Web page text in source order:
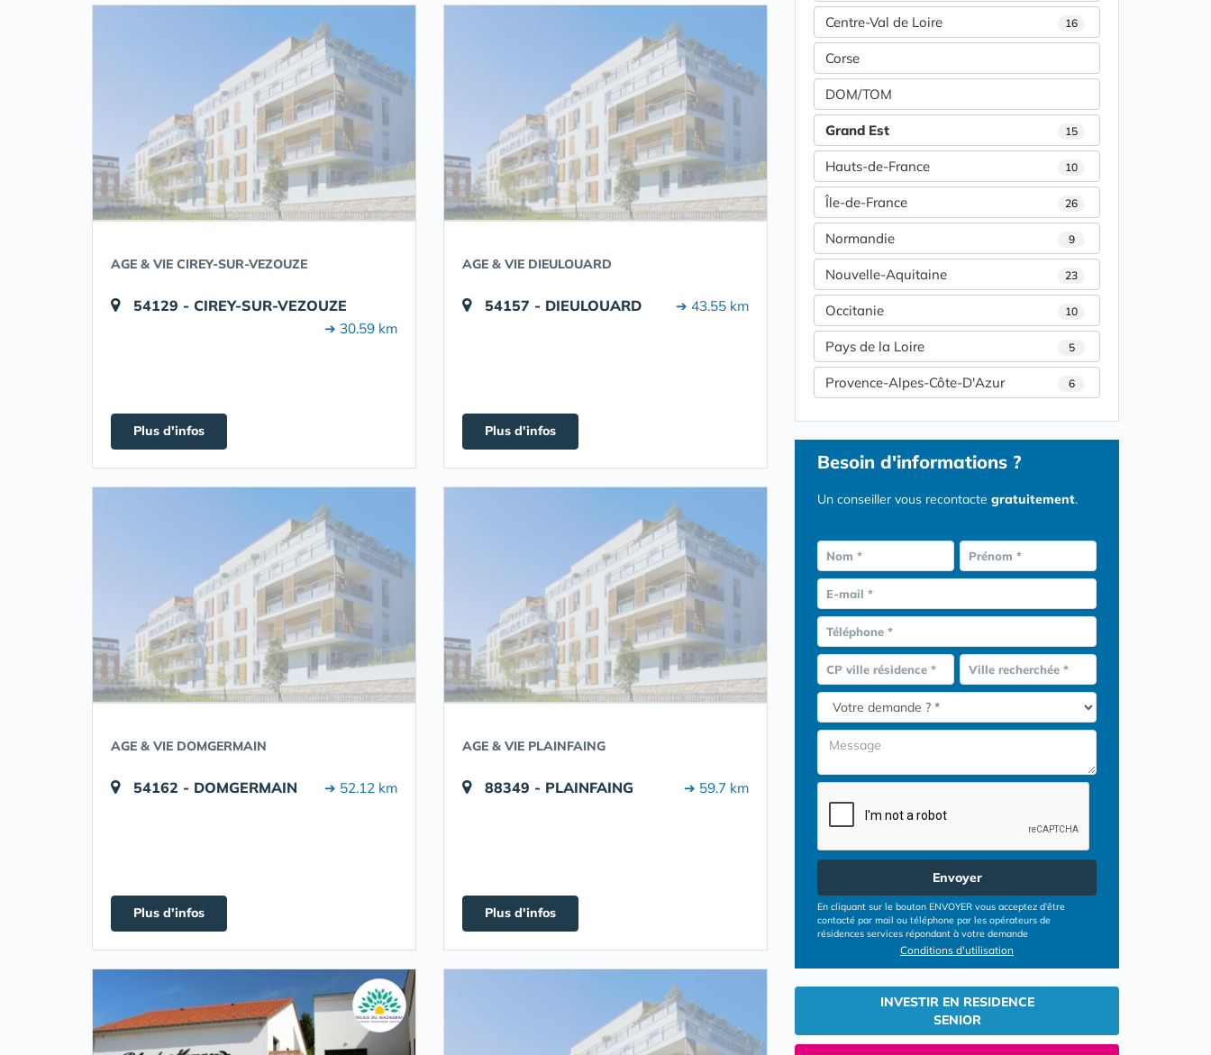
AGE & VIE CIREY-SUR-VEZOUZE
54129 - CIREY-SUR-VEZOUZE
➔ 30.59 km
Plus d'infos
AGE & VIE DIEULOUARD
54157 - DIEULOUARD ➔ 43.55 km
Plus d'infos
AGE & VIE DOMGERMAIN
54162 - DOMGERMAIN ➔ 52.12 km
Plus d'infos
AGE & VIE PLAINFAING
88349 - PLAINFAING ➔ 59.7 km
Plus d'infos
Centre-Val de Loire 16
Corse
DOM/TOM
Grand Est 15
Hauts-de-France 10
Île-de-France 26
Normandie 9
Nouvelle-Aquitaine 23
Occitanie 10
Pays de la Loire 5
Provence-Alpes-Côte-D'Azur 6
Besoin d'informations ?
Un conseiller vous recontacte gratuitement.
Nom * Prénom *
E-mail *
Téléphone *
CP ville résidence * Ville recherchée *
Envoyer
En cliquant sur le bouton ENVOYER vous acceptez d’être
contacté par mail ou téléphone par les opérateurs de
résidences services répondant à votre demande
Conditions d'utilisation
INVESTIR EN RESIDENCE
SENIOR